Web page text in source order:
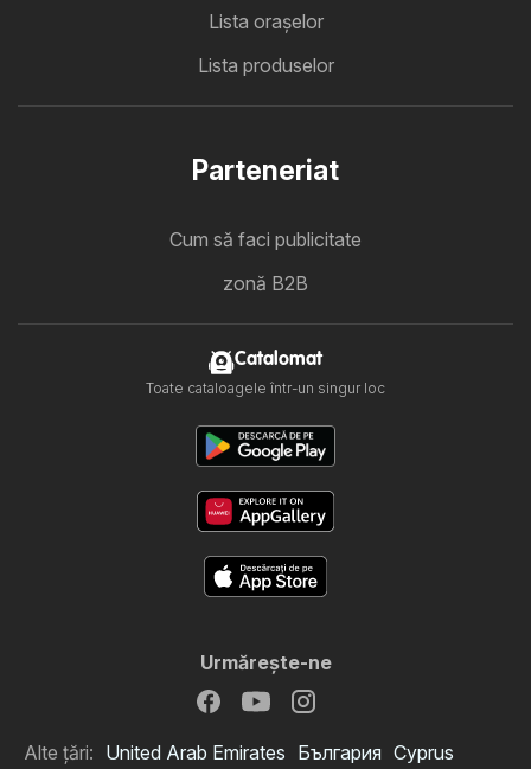
Lista oraşelor
Lista produselor
Parteneriat
Cum să faci publicitate
zonă B2B
Catalomat
Toate cataloagele într-un singur loc
Urmăreşte-ne
Alte țări: United Arab Emirates България Cyprus